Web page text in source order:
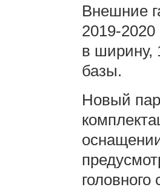
Внешние
2019-
в ширину,
базы.
Новый